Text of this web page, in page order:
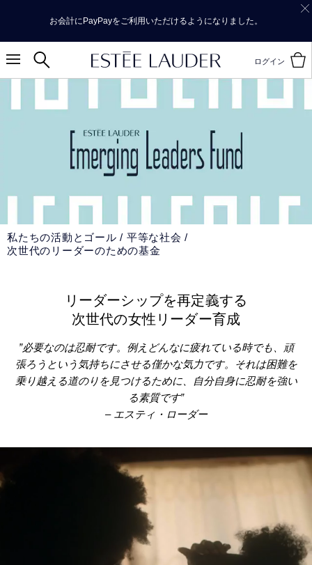
お会計にPayPayをご利用いただけるようになりました。
ログイン
私たちの活動とゴール
平等な社会
次世代のリーダーのための基金
リーダーシップを再定義する
次世代の女性リーダー育成
”必要なのは忍耐です。例えどんなに疲れている時でも、頑
張ろうという気持ちにさせる僅かな気力です。それは困難を
乗り越える道のりを見つけるために、自分自身に忍耐を強い
る素質です”
– エスティ・ローダー